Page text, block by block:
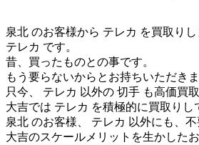
泉北 のお客様から テレカ を買取りし
テレカ です。
昔、買ったものとの事です。
もう要らないからとお持ちいただきま
只今、 テレカ 以外の 切手 も高価買取
大吉では テレカ を積極的に買取りし
泉北 のお客様、 テレカ 以外にも、
大吉のスケールメリットを生かした